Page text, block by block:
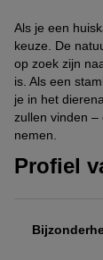
Als je een
keuze. De
op zoek zijn
is. Als een
je in het
zullen vinden
nemen.
Profiel